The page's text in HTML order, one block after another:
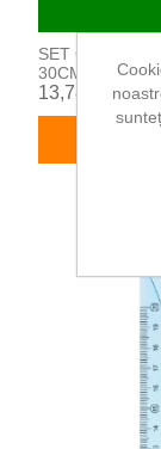
SET
30CM/
13,78 RON